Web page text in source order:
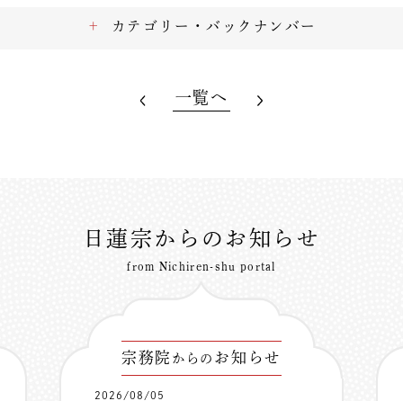
カテゴリー・バックナンバー
一覧へ
日蓮宗からのお知らせ
from Nichiren-shu portal
宗務院 からの お知らせ
2026/08/05